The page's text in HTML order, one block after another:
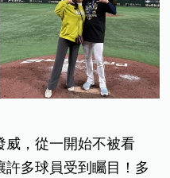
威，從一開始不被看
多球員受到矚目！多